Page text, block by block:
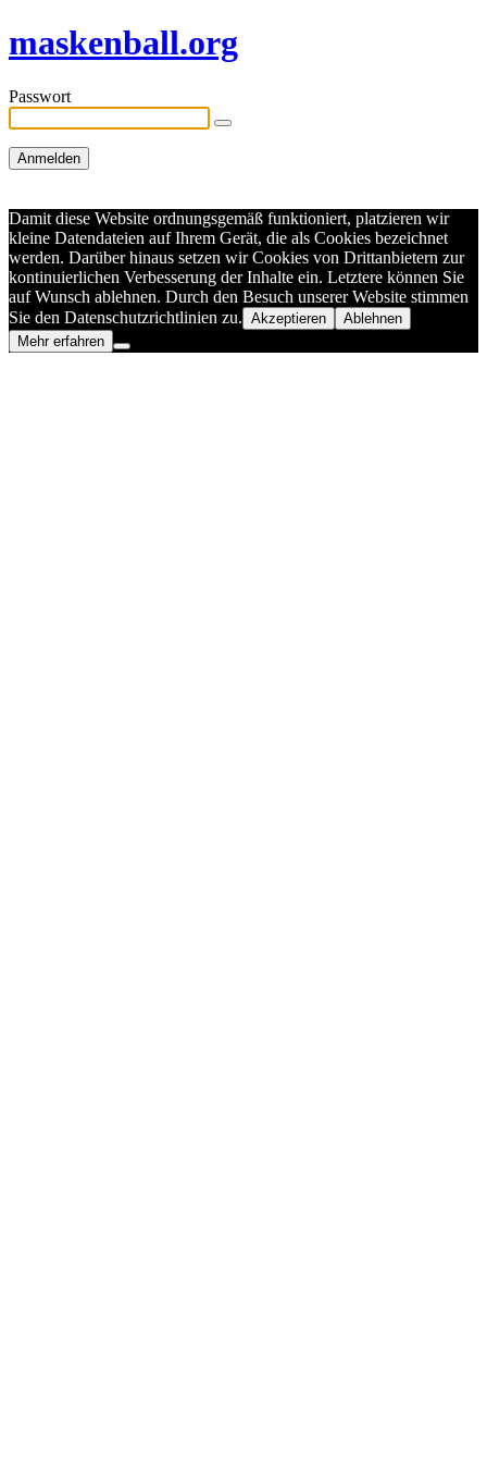
maskenball.org
Passwort
Damit diese Website ordnungsgemäß funktioniert, platzieren wir
kleine Datendateien auf Ihrem Gerät, die als Cookies bezeichnet
werden. Darüber hinaus setzen wir Cookies von Drittanbietern zur
kontinuierlichen Verbesserung der Inhalte ein. Letztere können Sie
auf Wunsch ablehnen. Durch den Besuch unserer Website stimmen
Sie den Datenschutzrichtlinien zu. Akzeptieren
Ablehnen
Mehr erfahren